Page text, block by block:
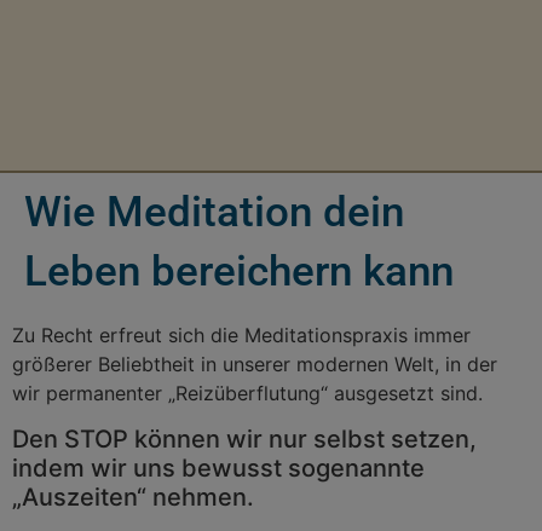
Wie Meditation dein
Leben bereichern kann
Zu Recht erfreut sich die Meditationspraxis immer
größerer Beliebtheit in unserer modernen Welt, in der
wir permanenter „Reizüberflutung“ ausgesetzt sind.
Den STOP können wir nur selbst setzen,
indem wir uns bewusst sogenannte
„Auszeiten“ nehmen.